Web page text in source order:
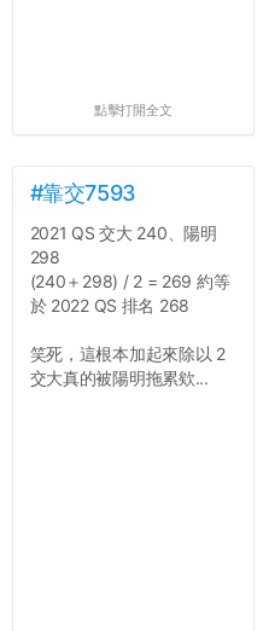
點擊打開全文
#靠交7593
2021 QS 交大 240、陽明
298
(240＋298) / 2 = 269 約等
於 2022 QS 排名 268
笑死，這根本加起來除以 2
交大真的被陽明拖累欸...